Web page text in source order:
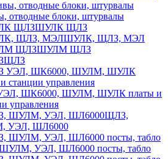
отводные блоки, штурвалы
ШУЛК ЩЛЗ
ШУЛК, ЩЛЗ, МЭЛ
ШУЛМ ЩЛЗ
ЩЛЗ
ШК6000, ШУЛМ, ШУЛК платы и
управления
ЩЛЗ,
УЭЛ, ШЛ6000
УЭЛ, ШЛ6000 посты, табло